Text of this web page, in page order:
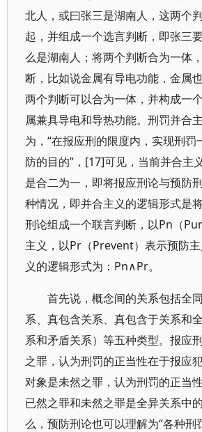
北人，或曰张三是湖南人，这两个
起，并组成一个选言判断，即张三
么是湖南人；将两个判断合为一体
断，比如说金属有导电功能，金属
两个判断可以合为一体，并构成一
属兼具导电和导热功能。刑罚并合
为，“在报应刑的限度内，实现刑罚
防的目的”，[17]可见，当前并合主
是合二为一，即将报应刑论与预防
种情况，即并合主义的逻辑形式是
刑论组成一个联言判断，以Pn（
主义，以Pr（Prevent）表示预防
义的逻辑形式为：Pn∧Pr。
首先说，概念间的关系包括全
系、真包含关系、真包含于关系和
系和矛盾关系）等五种类型。报应
之罪，认为刑罚的正当性在于报应
对象是未然之罪，认为刑罚的正当
已然之罪和未然之罪是全异关系中
么，预防刑论也可以理解为“各种刑